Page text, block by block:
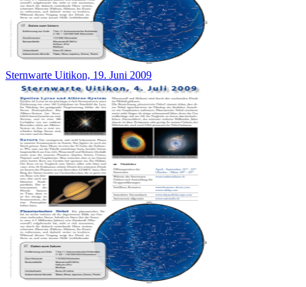
Sternwarte Uitikon, 19. Juni 2009